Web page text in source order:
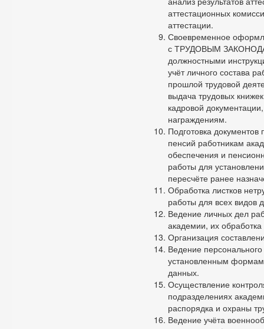
аттестационных
аттестации.
Своевременное
с ТРУДОВЫМ
должностными
учёт личного состава
прошлой трудовой
выдача трудовых
кадровой
награждениям.
Подготовка
пенсий работникам
обеспечения и
работы для
пересчёте ранее
Обработка листков
работы для всех видов
Ведение личных дел
академии, их
Организация
Ведение персонального
установленным формам
данных.
Осуществление
подразделениях
распорядка и охраны
Ведение учёта